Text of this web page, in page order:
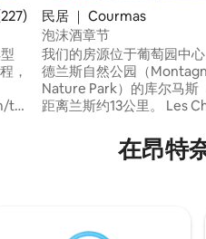
4.91 分（满分 5 分），共 227
，
tour/gite-
民居 ｜ Courmas
泡沫酒章节
我们的房源位于葡萄园中
德兰斯自然公园（
Nature Park）的库尔马斯
距离兰斯约13公里。 Les
口，最多可住4人。 提供
乡村小屋附近设有停车位
在昂特